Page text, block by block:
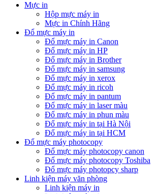
Mực in
Hộp mực máy in
Mực in Chính Hãng
Đổ mực máy in
Đổ mực máy in Canon
Đổ mực máy in HP
Đổ mực máy in Brother
Đổ mực máy in samsung
Đổ mực máy in xerox
Đổ mực máy in ricoh
Đổ mực máy in pantum
Đổ mực máy in laser màu
Đổ mực máy in phun màu
Đổ mực máy in tại Hà Nội
Đổ mực máy in tại HCM
Đổ mực máy photocopy
Đổ mực máy photocopy canon
Đổ mực máy photocopy Toshiba
Đổ mực máy photopcy sharp
Linh kiện máy văn phòng
Linh kiện máy in